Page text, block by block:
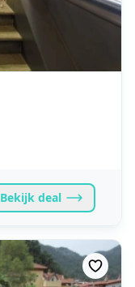
Bekijk deal